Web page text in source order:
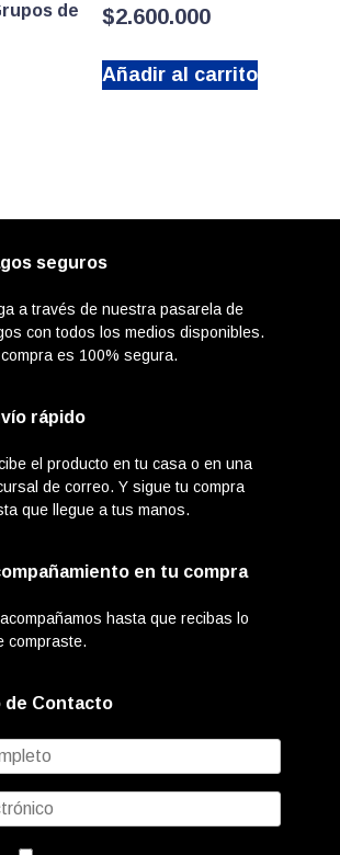
de
$2.600.000
Añadir al carrito
seguros
a través de nuestra pasarela de
con todos los medios disponibles.
es 100% segura.
rápido
el producto en tu casa o en una
de correo. Y sigue tu compra
que llegue a tus manos.
en tu compra
hasta que recibas lo
compraste.
de Contacto